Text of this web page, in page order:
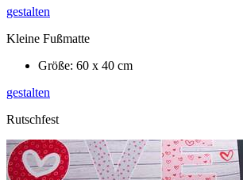
gestalten
Kleine Fußmatte
Größe: 60 x 40 cm
gestalten
Rutschfest